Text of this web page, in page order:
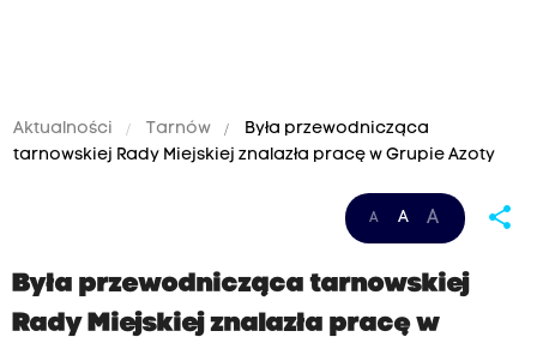
Aktualności Tarnów
Była przewodnicząca
tarnowskiej Rady Miejskiej znalazła pracę w Grupie Azoty
A A A share
Była przewodnicząca tarnowskiej
Rady Miejskiej znalazła pracę w